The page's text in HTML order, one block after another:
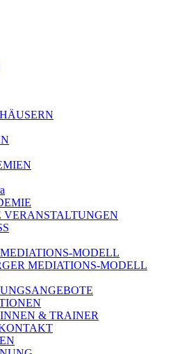
VERANSTALTUNGEN
MODELL
MEDIATIONS-MODELL
& TRAINER